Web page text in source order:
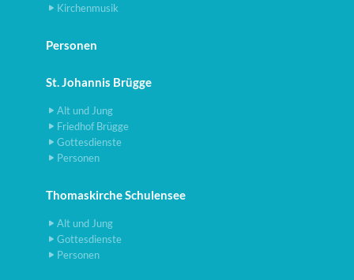
Kirchenmusik
Personen
St. Johannis Brügge
Alt und Jung
Friedhof Brügge
Gottesdienste
Personen
Thomaskirche Schulensee
Alt und Jung
Gottesdienste
Personen